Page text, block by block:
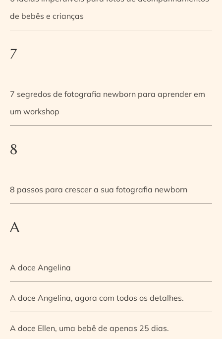
de bebês e crianças
7
7 segredos de fotografia newborn para aprender em
um workshop
8
8 passos para crescer a sua fotografia newborn
A
A doce Angelina
A doce Angelina, agora com todos os detalhes.
A doce Ellen, uma bebê de apenas 25 dias.